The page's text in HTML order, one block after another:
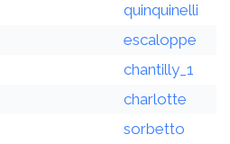
quinquinelli
escaloppe
chantilly_1
charlotte
sorbetto